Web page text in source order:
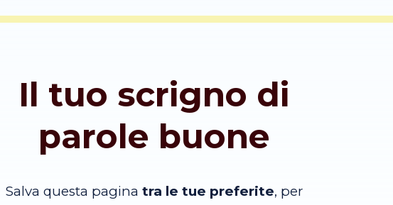
Il tuo scrigno di
parole buone
Salva questa pagina tra le tue preferite, per